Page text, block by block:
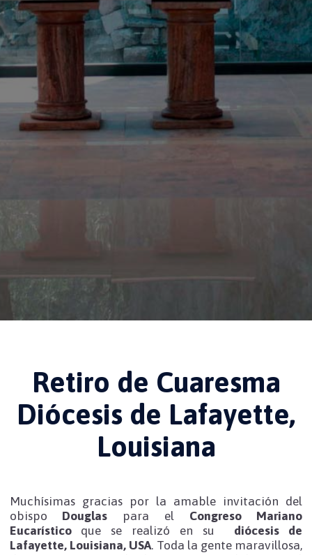
Retiro de Cuaresma
Diócesis de Lafayette,
Louisiana
Muchísimas gracias por la amable invitación del
obispo Douglas para el Congreso Mariano
Eucarísticoque se realizó en su diócesis de
Lafayette, Louisiana, USA. Toda la gente maravillosa,